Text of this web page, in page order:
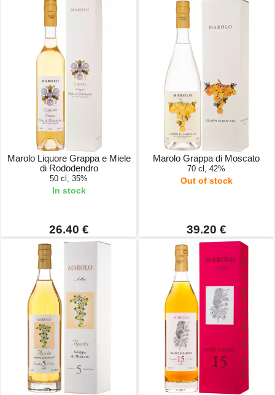
Marolo Liquore Grappa e Miele
di Rododendro
50 cl, 35%
In stock
26.40 €
Marolo Grappa di Moscato
70 cl, 42%
Out of stock
39.20 €